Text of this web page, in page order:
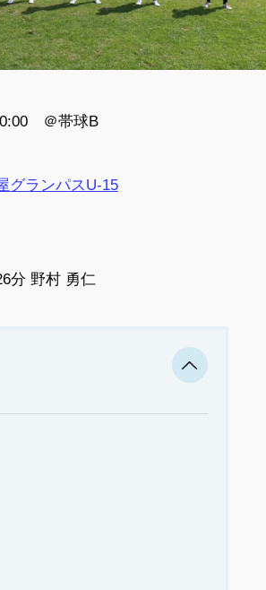
＠帯球B
グランパスU-15
分 野村 勇仁